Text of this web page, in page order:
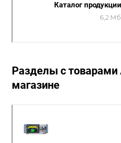
Каталог
6,2 Мб
Разделы с
магазине